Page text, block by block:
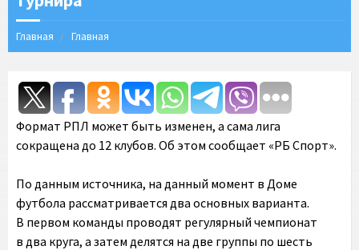
Главная Главная
Формат РПЛ может быть изменен, а сама лига
сокращена до 12 клубов. Об этом сообщает «РБ Спорт».
По данным источника, на данный момент в Доме
футбола рассматривается два основных варианта.
В первом команды проводят регулярный чемпионат
в два круга, а затем делятся на две группы по шесть